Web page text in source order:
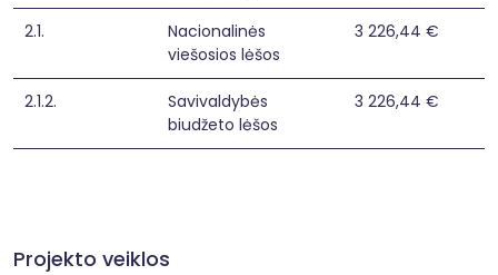
2.1.
Nacionalinės
viešosios lėšos
3 226,44 €
2.1.2.
Savivaldybės
biudžeto lėšos
3 226,44 €
Projekto veiklos